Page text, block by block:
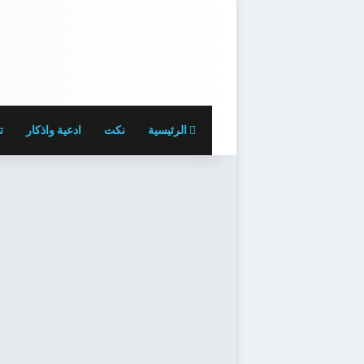
الرئيسية نكت ادعية واذكار